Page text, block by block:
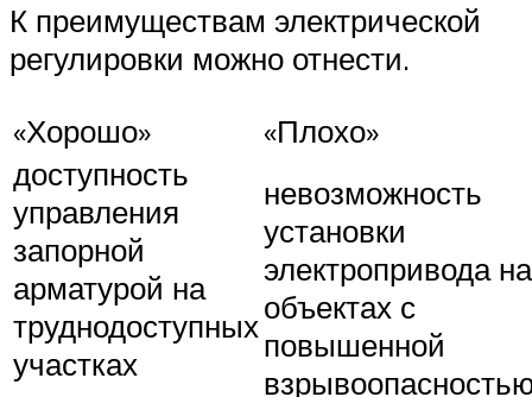
К преимуществам электрической
регулировки можно отнести.
«Хорошо»
«Плохо»
доступность
управления
запорной
арматурой на
труднодоступных
участках
невозможность
установки
электропривода на
объектах с
повышенной